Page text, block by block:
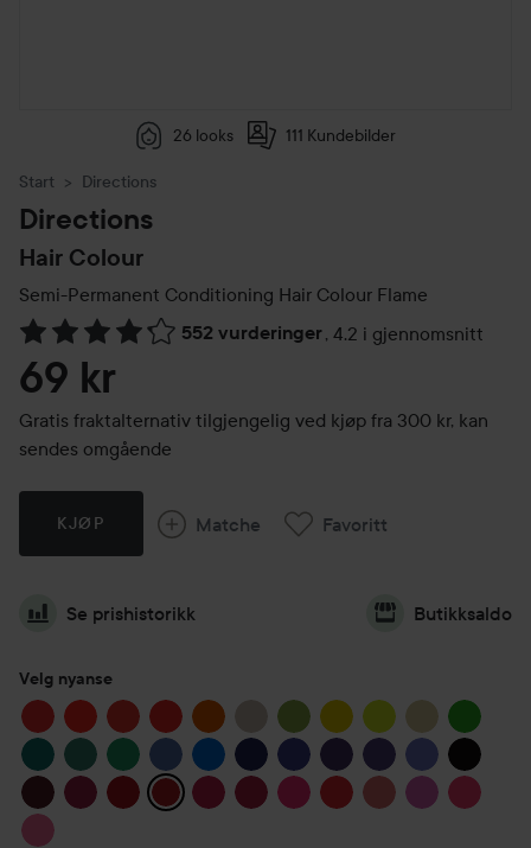
26 looks 111 Kundebilder
Start Directions
Directions
Hair Colour
Semi-Permanent Conditioning Hair Colour Flame
552 vurderinger, 4.2 i gjennomsnitt
Gå til Vurderinger & anmeldelser
69 kr
Gratis fraktalternativ tilgjengelig ved kjøp fra 300 kr, kan
sendes omgående
KJØP Matche Favoritt
Se prishistorikk Butikksaldo
Velg nyanse